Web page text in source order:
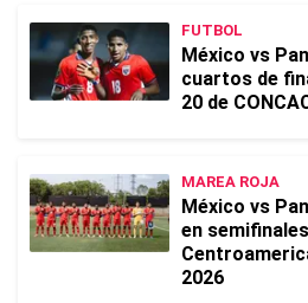
FUTBOL
México vs
cuartos de
20 de
MAREA ROJA
México vs
en
2026